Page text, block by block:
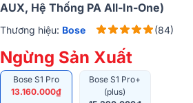
AUX, Hệ Thống PA All-In-One)
Thương hiệu: Bose (84)
Ngừng Sản Xuất
Bose S1 Pro
13.160.000₫
Bose S1 Pro+
(plus)